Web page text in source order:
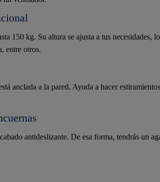
150 kg. Su altura se ajusta a tus necesidades,
entre otros.
anclada a la pared. Ayuda a hacer
antideslizante. De esa forma, tendrás un